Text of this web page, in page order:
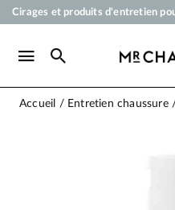
Cirages et produits d'entretien
Paiement en 3x 4x
Accueil Entretien chaussure